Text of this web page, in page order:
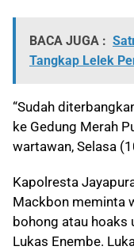
BACA JUGA :
Tangkap Lelek
“Sudah
ke Gedung Merah
wartawan, Selasa
Kapolresta
Mackbon meminta
bohong atau hoaks
Lukas Enembe.